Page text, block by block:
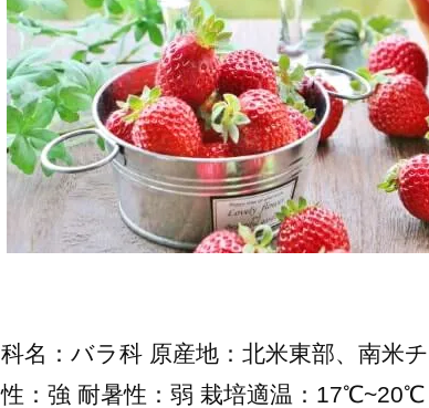
科名：バラ科 原産地：北米東部、南米
性：強 耐暑性：弱 栽培適温：17℃~20℃